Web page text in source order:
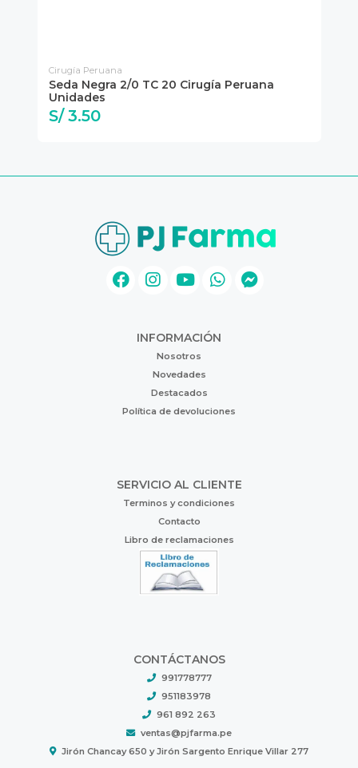
Cirugía Peruana
Seda Negra 2/0 TC 20 Cirugía Peruana
Unidades
S/ 3.50
INFORMACIÓN
Nosotros
Novedades
Destacados
Política de devoluciones
SERVICIO AL CLIENTE
Terminos y condiciones
Contacto
Libro de reclamaciones
CONTÁCTANOS
991778777
951183978
961 892 263
ventas@pjfarma.pe
Jirón Chancay 650 y Jirón Sargento Enrique Villar 277